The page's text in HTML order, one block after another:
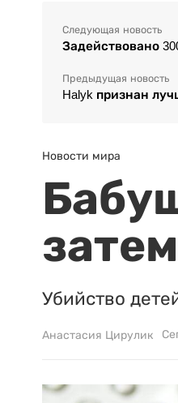
Следующая новость
Задействовано
Предыдущая новость
Halyk признан
Новости мира
Убийство
Анастасия Цирулик